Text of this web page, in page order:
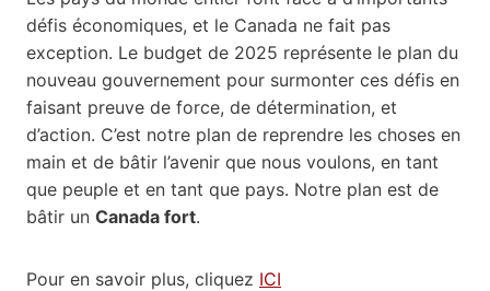
défis économiques, et le Canada ne fait pas
exception. Le budget de 2025 représente le plan du
nouveau gouvernement pour surmonter ces défis en
faisant preuve de force, de détermination, et
d’action. C’est notre plan de reprendre les choses en
main et de bâtir l’avenir que nous voulons, en tant
que peuple et en tant que pays. Notre plan est de
bâtir un Canada fort.
Pour en savoir plus, cliquez ICI